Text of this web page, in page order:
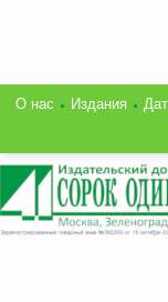
О нас Издания